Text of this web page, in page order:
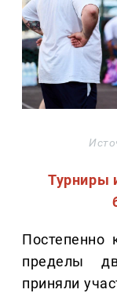
Турниры
Постепенно
пределы
приняли